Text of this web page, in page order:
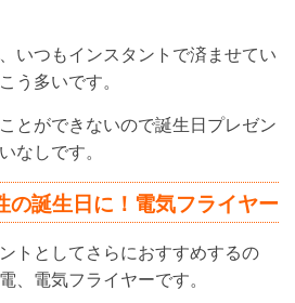
いつもインスタントで済ませてい
う多いです。
とができないので誕生日プレゼン
なしです。
の誕生日に！電気フライヤー
トとしてさらにおすすめするの
、電気フライヤーです。